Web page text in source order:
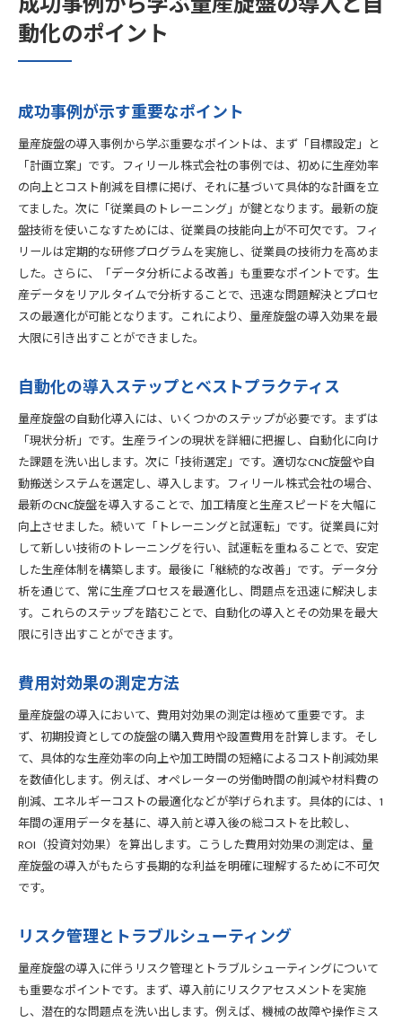
動化のポイント
成功事例が示す重要なポイント
量産旋盤の導入事例から学ぶ重要なポイントは、まず「目標設定」と
「計画立案」です。フィリール株式会社の事例では、初めに生産効率
の向上とコスト削減を目標に掲げ、それに基づいて具体的な計画を立
てました。次に「従業員のトレーニング」が鍵となります。最新の旋
盤技術を使いこなすためには、従業員の技能向上が不可欠です。フィ
リールは定期的な研修プログラムを実施し、従業員の技術力を高めま
した。さらに、「データ分析による改善」も重要なポイントです。生
産データをリアルタイムで分析することで、迅速な問題解決とプロセ
スの最適化が可能となります。これにより、量産旋盤の導入効果を最
大限に引き出すことができました。
自動化の導入ステップとベストプラクティス
量産旋盤の自動化導入には、いくつかのステップが必要です。まずは
「現状分析」です。生産ラインの現状を詳細に把握し、自動化に向け
た課題を洗い出します。次に「技術選定」です。適切なCNC旋盤や自
動搬送システムを選定し、導入します。フィリール株式会社の場合、
最新のCNC旋盤を導入することで、加工精度と生産スピードを大幅に
向上させました。続いて「トレーニングと試運転」です。従業員に対
して新しい技術のトレーニングを行い、試運転を重ねることで、安定
した生産体制を構築します。最後に「継続的な改善」です。データ分
析を通じて、常に生産プロセスを最適化し、問題点を迅速に解決しま
す。これらのステップを踏むことで、自動化の導入とその効果を最大
限に引き出すことができます。
費用対効果の測定方法
量産旋盤の導入において、費用対効果の測定は極めて重要です。ま
ず、初期投資としての旋盤の購入費用や設置費用を計算します。そし
て、具体的な生産効率の向上や加工時間の短縮によるコスト削減効果
を数値化します。例えば、オペレーターの労働時間の削減や材料費の
削減、エネルギーコストの最適化などが挙げられます。具体的には、1
年間の運用データを基に、導入前と導入後の総コストを比較し、
ROI（投資対効果）を算出します。こうした費用対効果の測定は、量
産旋盤の導入がもたらす長期的な利益を明確に理解するために不可欠
です。
リスク管理とトラブルシューティング
量産旋盤の導入に伴うリスク管理とトラブルシューティングについて
も重要なポイントです。まず、導入前にリスクアセスメントを実施
し、潜在的な問題点を洗い出します。例えば、機械の故障や操作ミス